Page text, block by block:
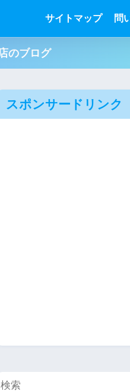
サイトマップ 問
のブログ
スポンサードリンク